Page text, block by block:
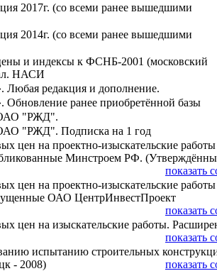
2017г. (со всеми ранее вышедшими
2014г. (со всеми ранее вышедшими
и индексы к ФСНБ-2001 (московский
НАСИ
редакция и дополнение.
ранее приобретённой базы
"РЖД".
"РЖД". Подписка на 1 год
цен на проектно-изыскательские работы
Минстроем РФ.
показать
цен на проектно-изыскательские работы
ОАО ЦентрИнвестПроект
показать
цен на изыскательские работы.
показать
испытанию строительных
- 2008)
показать